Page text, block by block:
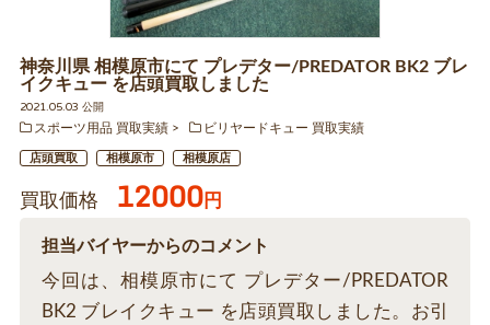
神奈川県 相模原市にて プレデター/PREDATOR BK2 ブレ
イクキュー を店頭買取しました
2021.05.03 公開
スポーツ用品 買取実績
ビリヤードキュー 買取実績
店頭買取 相模原市 相模原店
買取価格 12000円
担当バイヤーからのコメント
今回は、相模原市にて プレデター/PREDATOR
BK2 ブレイクキュー を店頭買取しました。お引